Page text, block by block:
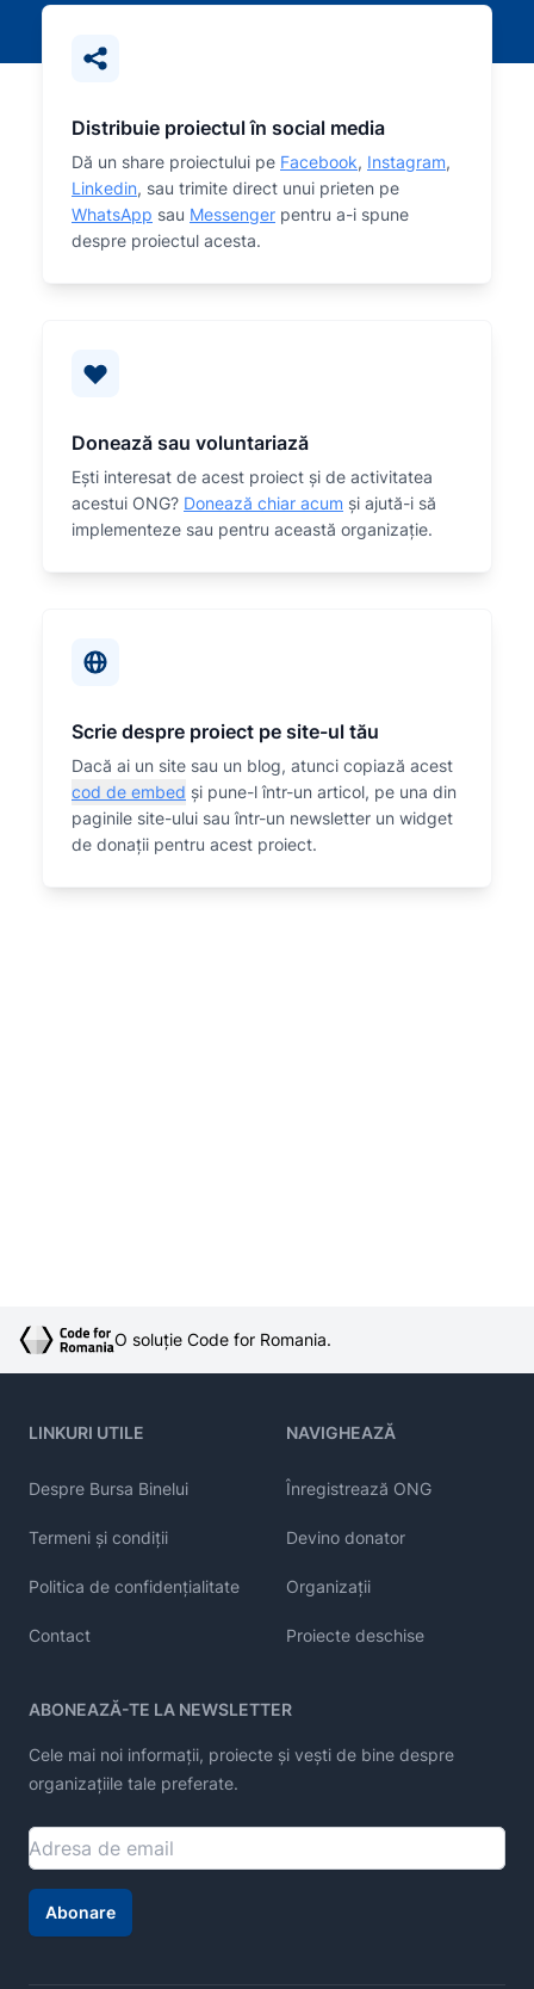
Distribuie proiectul în social media
Dă un share proiectului pe Facebook, Instagram,
Linkedin, sau trimite direct unui prieten pe
WhatsApp sau Messenger pentru a-i spune
despre proiectul acesta.
Donează sau voluntariază
Eşti interesat de acest proiect și de activitatea
acestui ONG? Donează chiar acum și ajută-i să
implementeze sau pentru această organizaţie.
Scrie despre proiect pe site-ul tău
Dacă ai un site sau un blog, atunci copiază acest
cod de embed și pune-l într-un articol, pe una din
paginile site-ului sau într-un newsletter un widget
de donații pentru acest proiect.
O soluție Code for Romania.
LINKURI UTILE
Despre Bursa Binelui
Termeni și condiții
Politica de confidențialitate
Contact
NAVIGHEAZĂ
Înregistrează ONG
Devino donator
Organizații
Proiecte deschise
ABONEAZĂ-TE LA NEWSLETTER
Cele mai noi informații, proiecte și vești de bine despre
organizațiile tale preferate.
Abonare